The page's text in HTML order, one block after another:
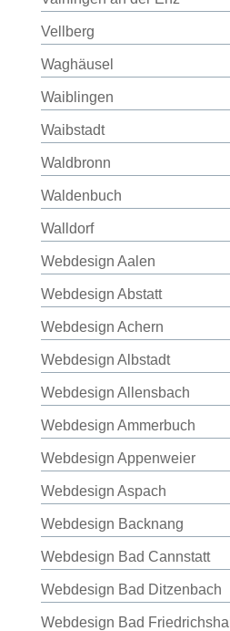
Vellberg
Waghäusel
Waiblingen
Waibstadt
Waldbronn
Waldenbuch
Walldorf
Webdesign Aalen
Webdesign Abstatt
Webdesign Achern
Webdesign Albstadt
Webdesign Allensbach
Webdesign Ammerbuch
Webdesign Appenweier
Webdesign Aspach
Webdesign Backnang
Webdesign Bad Cannstatt
Webdesign Bad Ditzenbach
Webdesign Bad Friedrichshall